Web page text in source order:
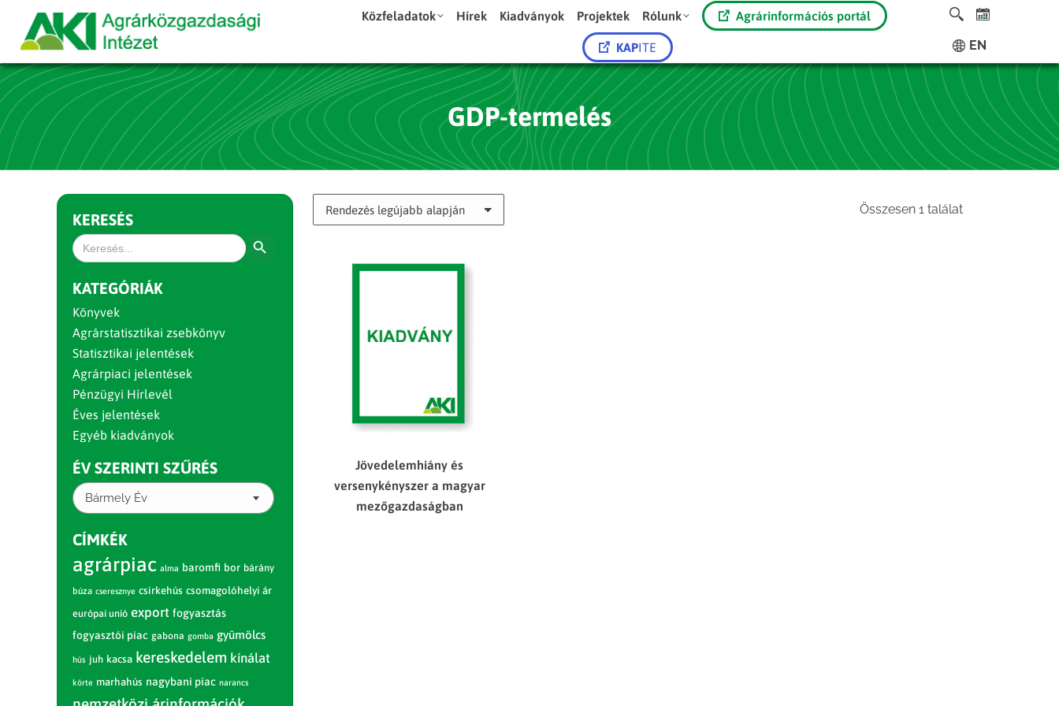
Közfeladatok Hírek Kiadványok Projektek Rólunk Agrárinformációs portál
KAPITE EN
GDP-termelés
Összesen 1 találat
Jövedelemhiány és
versenykényszer a magyar
mezőgazdaságban
KERESÉS
Search
for:
KATEGÓRIÁK
Könyvek
Agrárstatisztikai zsebkönyv
Statisztikai jelentések
Agrárpiaci jelentések
Pénzügyi Hírlevél
Éves jelentések
Egyéb kiadványok
ÉV SZERINTI SZŰRÉS
Bármely Év
CÍMKÉK
agrárpiac alma baromfi bor bárány
búza cseresznye csirkehús csomagolóhelyi ár
európai unió export fogyasztás
fogyasztói piac gabona gomba gyümölcs
hús juh kacsa kereskedelem kínálat
körte marhahús nagybani piac narancs